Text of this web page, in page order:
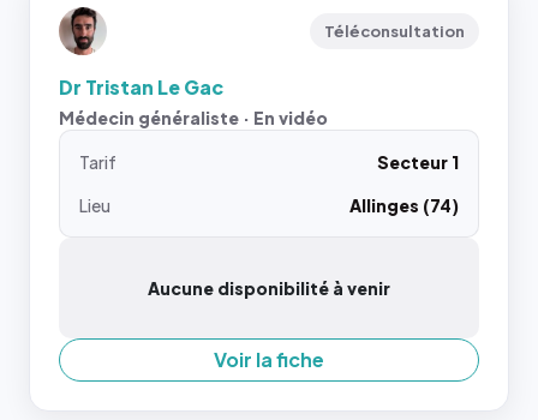
Téléconsultation
Dr Tristan Le Gac
Médecin généraliste · En vidéo
Tarif
Secteur 1
Lieu
Allinges (74)
Aucune disponibilité à venir
Voir la fiche